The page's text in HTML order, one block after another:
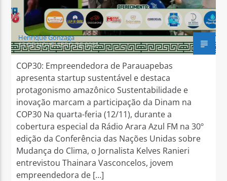
Henrique Gonzaga
13 DE NOVEMBRO DE 2025
COP30: Empreendedora de Parauapebas
apresenta startup sustentável e destaca
protagonismo amazônico Sustentabilidade e
inovação marcam a participação da Dinam na
COP30 Na quarta-feria (12/11), durante a
cobertura especial da Rádio Arara Azul FM na 30º
edição da Conferência das Nações Unidas sobre
Mudança do Clima, o Jornalista Kelves Ranieri
entrevistou Thainara Vasconcelos, jovem
empreendedora de […]